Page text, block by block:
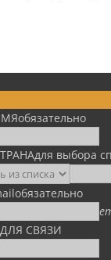
обязательно
для выбора
обязательно
СВЯЗИ